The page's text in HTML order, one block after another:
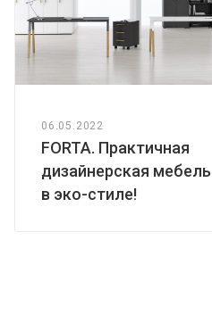
06.05.2022
FORTA. Практичная
дизайнерская мебель
в эко-стиле!